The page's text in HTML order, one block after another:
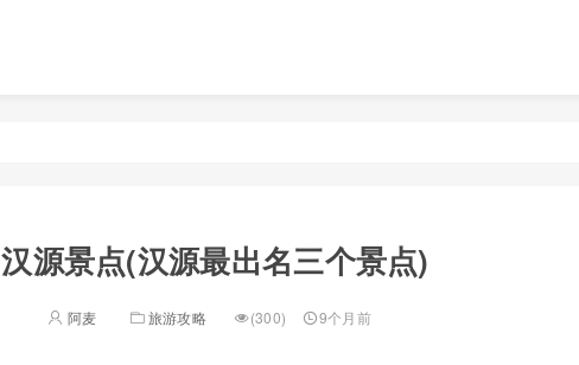
汉源景点(汉源最出名三个景点)
阿麦 旅游攻略 (300) 9个月前